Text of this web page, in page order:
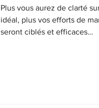
Plus vous aurez de clarté
idéal, plus vos efforts de
seront ciblés et efficaces…